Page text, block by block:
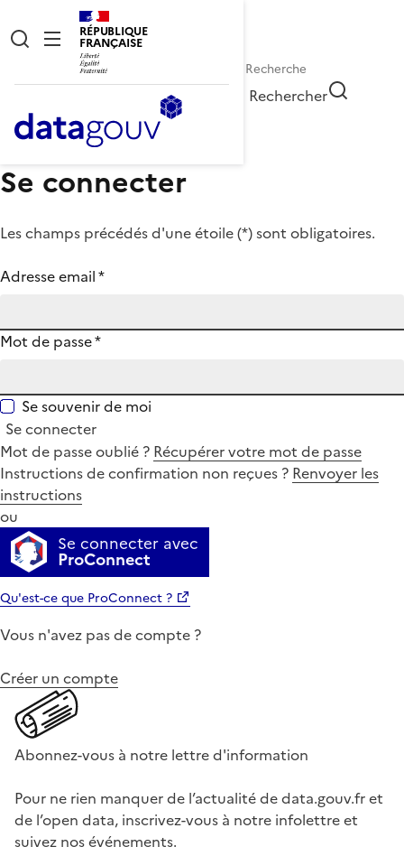
RÉPUBLIQUE
FRANÇAISE
Rechercher
Se connecter
Les champs précédés d'une étoile (*) sont obligatoires.
Adresse email*
Mot de passe*
Se souvenir de moi
Se connecter
Mot de passe oublié ? Récupérer votre mot de passe
Instructions de confirmation non reçues ? Renvoyer les
instructions
ou
Se connecter avec
ProConnect
Qu'est-ce que ProConnect ?
Vous n'avez pas de compte ?
Créer un compte
Abonnez-vous à notre lettre d'information
Pour ne rien manquer de l’actualité de data.gouv.fr et
de l’open data, inscrivez-vous à notre infolettre et
suivez nos événements.